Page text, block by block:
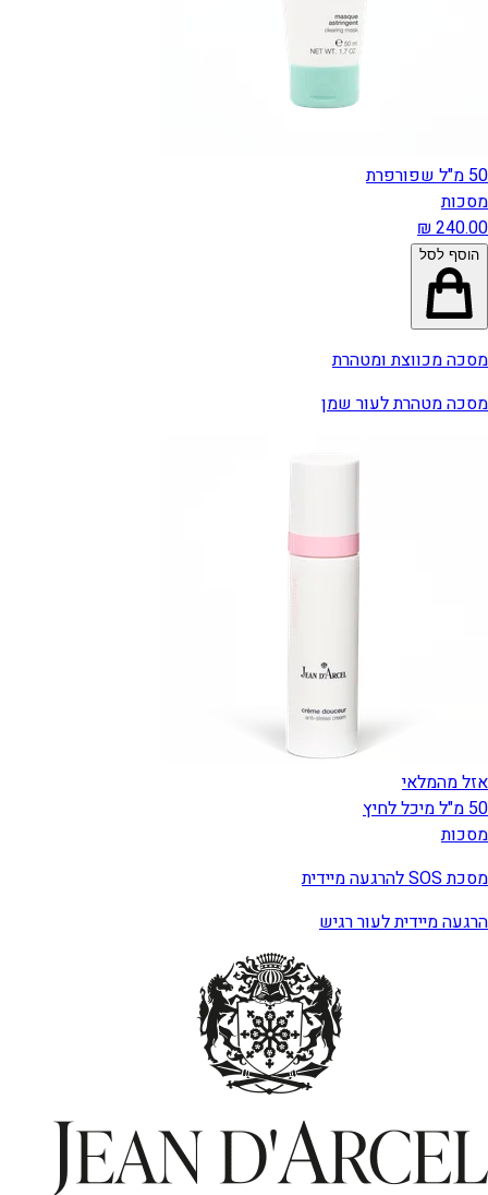
50 מ"ל שפורפרת
מסכות
הוסף לסל
מסכה מכווצת ומטהרת
מסכה מטהרת לעור שמן
אזל מהמלאי
50 מ"ל מיכל לחיץ
מסכות
מסכת SOS להרגעה מיידית
הרגעה מיידית לעור רגיש